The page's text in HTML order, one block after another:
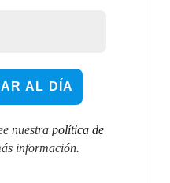
nuestra política de
información.